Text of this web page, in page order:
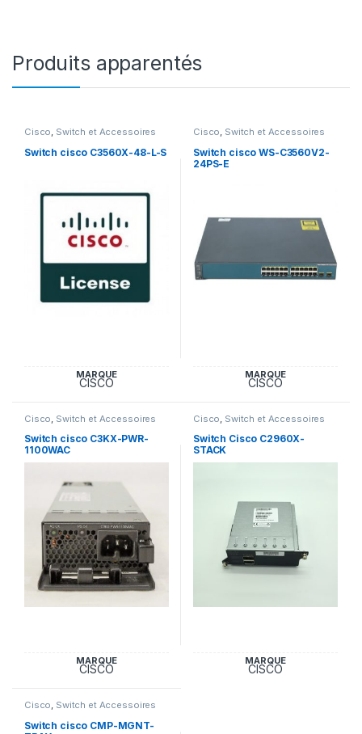
Produits apparentés
Cisco, Switch et Accessoires
Switch cisco C3560X-48-L-S
MARQUE
CISCO
Cisco, Switch et Accessoires
Switch cisco WS-C3560V2-
24PS-E
MARQUE
CISCO
Cisco Switch et Accessoires
Cisco
Switch cisco C3KX-PWR-
1100WAC
MARQUE
CISCO
Cisco Switch et Accessoires
Cisco
Switch Cisco C2960X-
STACK
MARQUE
CISCO
Cisco, Switch et Accessoires
Switch cisco CMP-MGNT-